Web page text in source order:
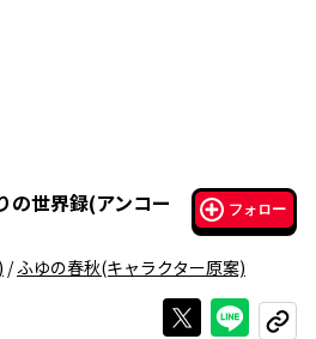
の世界録(アンコー
フォロー
/ふゆの春秋(キャラクター原案)
Xで投稿する
ライン
コピー